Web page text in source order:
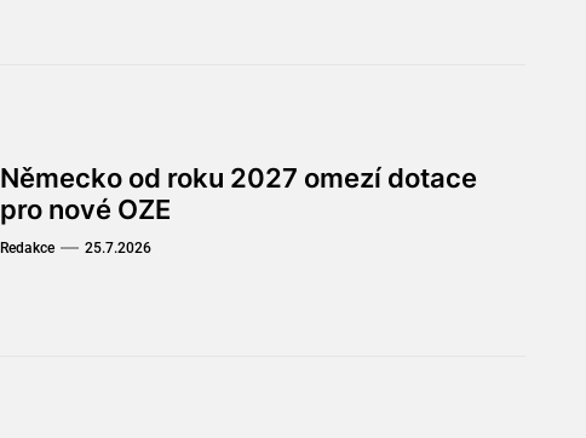
Německo od roku 2027 omezí dotace
pro nové OZE
Redakce 25.7.2026